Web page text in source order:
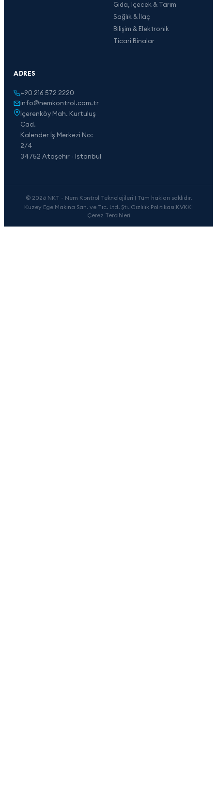
Gıda, İçecek & Tarım
Sağlık & İlaç
Bilişim & Elektronik
Ticari Binalar
ADRES
+90 216 572 2220
info@nemkontrol.com.tr
İçerenköy Mah. Kurtuluş
Cad.
Kalender İş Merkezi No:
2/4
34752 Ataşehir - İstanbul
© 2026 NKT - Nem Kontrol Teknolojileri | Tüm hakları saklıdır.
Kuzey Ege Makina San. ve Tic. Ltd. Şti.|Gizlilik Politikası|KVKK|
Çerez Tercihleri